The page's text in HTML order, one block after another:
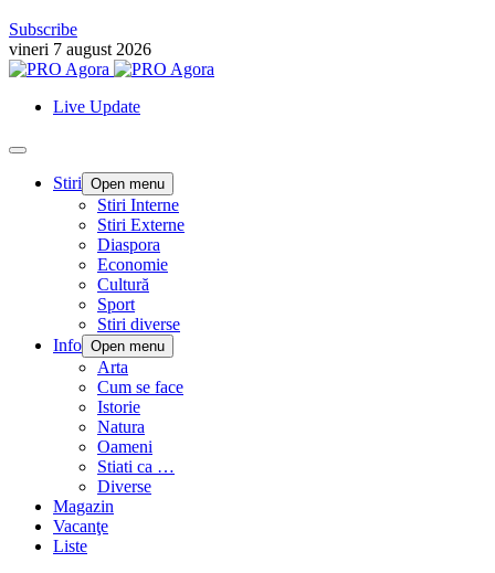
Subscribe
vineri 7 august 2026
Live Update
Stiri Open menu
Stiri Interne
Stiri Externe
Diaspora
Economie
Cultură
Sport
Stiri diverse
Info Open menu
Arta
Cum se face
Istorie
Natura
Oameni
Stiati ca …
Diverse
Magazin
Vacanţe
Liste